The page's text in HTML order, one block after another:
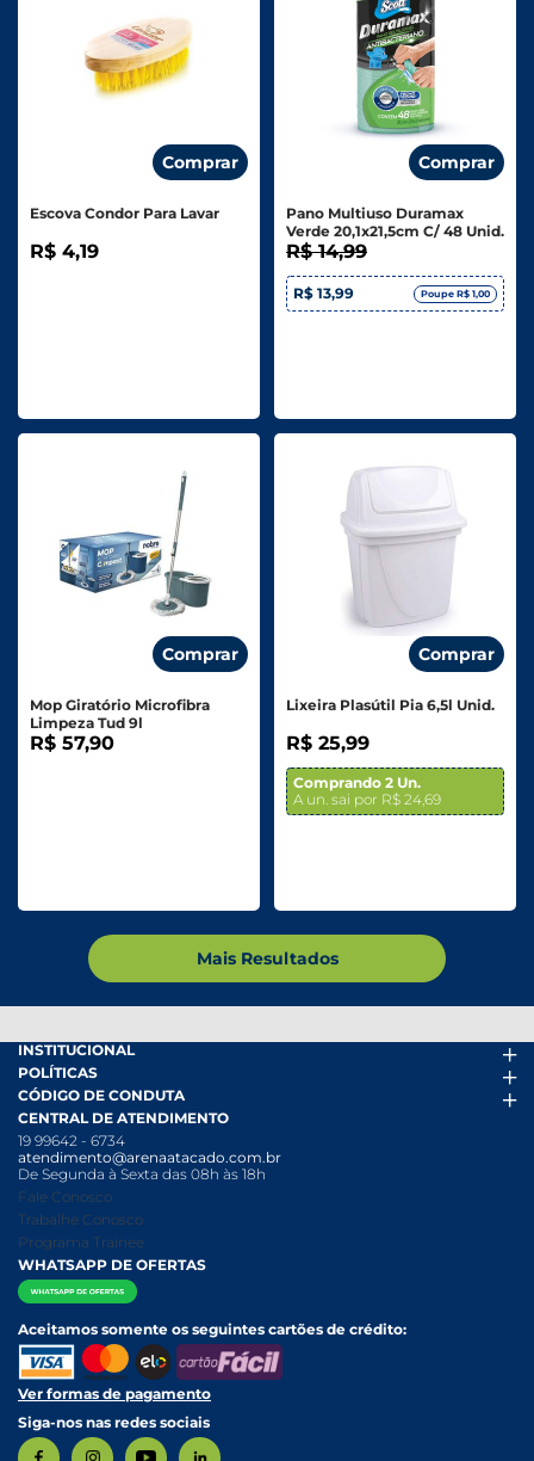
Comprar
Escova Condor Para Lavar
R$ 4,19
Comprar
Pano Multiuso Duramax
Verde 20,1x21,5cm C/ 48 Unid.
R$ 14,99
R$ 13,99 Poupe R$ 1,00
Comprar
Mop Giratório Microfibra
Limpeza Tud 9l
R$ 57,90
Comprar
Lixeira Plasútil Pia 6,5l Unid.
R$ 25,99
Comprando 2 Un.
A un. sai por R$ 24,69
Mais Resultados
INSTITUCIONAL
Arena Mais
Fácil Pra Pagar
Ofertas
Folheto
Nossas Lojas
Nossa História
Relatório Transparência Salarial
POLÍTICAS
Termos de uso
Política de Trocas e Devoluções
Política de Privacidade
Política Anticorrupção
Política de entrega e Retirada
Política de Pagamento
CÓDIGO DE CONDUTA
Código de conduta PDF
Canal de Denúncias
Canal de Denúncias da Mulher
CENTRAL DE ATENDIMENTO
19 99642 - 6734
atendimento@arenaatacado.com.br
De Segunda à Sexta das 08h às 18h
Fale Conosco
Trabalhe Conosco
Programa Trainee
WHATSAPP DE OFERTAS
Aceitamos somente os seguintes cartões de crédito:
Ver formas de pagamento
Siga-nos nas redes sociais